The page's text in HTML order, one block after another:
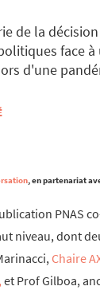
de la
face
d'une
, en partenariat
PNAS
niveau, dont
Chaire
et Prof Gilboa,